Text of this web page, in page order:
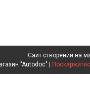
Сайт створений на